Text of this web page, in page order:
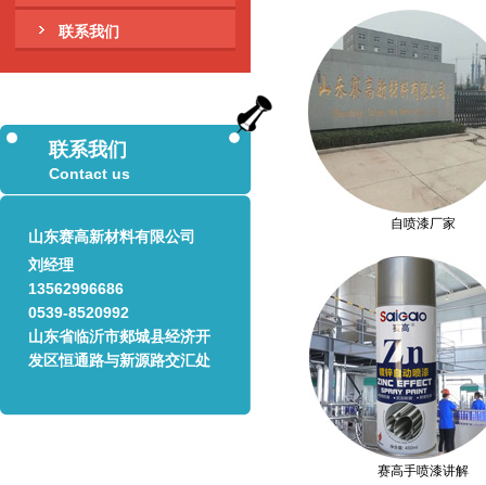
联系我们
联系我们
Contact us
山东赛高新材料有限公司
刘经理
13562996686
0539-8520992
山东省临沂市郯城县经济开
发区恒通路与新源路交汇处
自喷漆厂家
赛高手喷漆讲解